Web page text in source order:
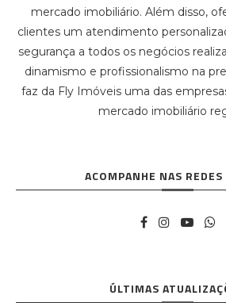
mercado imobiliário. Além disso,
clientes um atendimento
segurança a todos os negócios
dinamismo e profissionalismo na
faz da Fly Imóveis uma das
mercado imobiliário
ACOMPANHE NAS
ÚLTIMAS